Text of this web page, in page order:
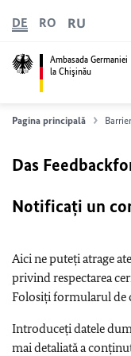
Ambasada Germaniei
la Chişinău
DE RO RU
Pagina principală
Das
Notificați un
Aici ne puteți atrage
privind respectarea
Folosiți formularul de
Introduceți datele
mai detaliată a